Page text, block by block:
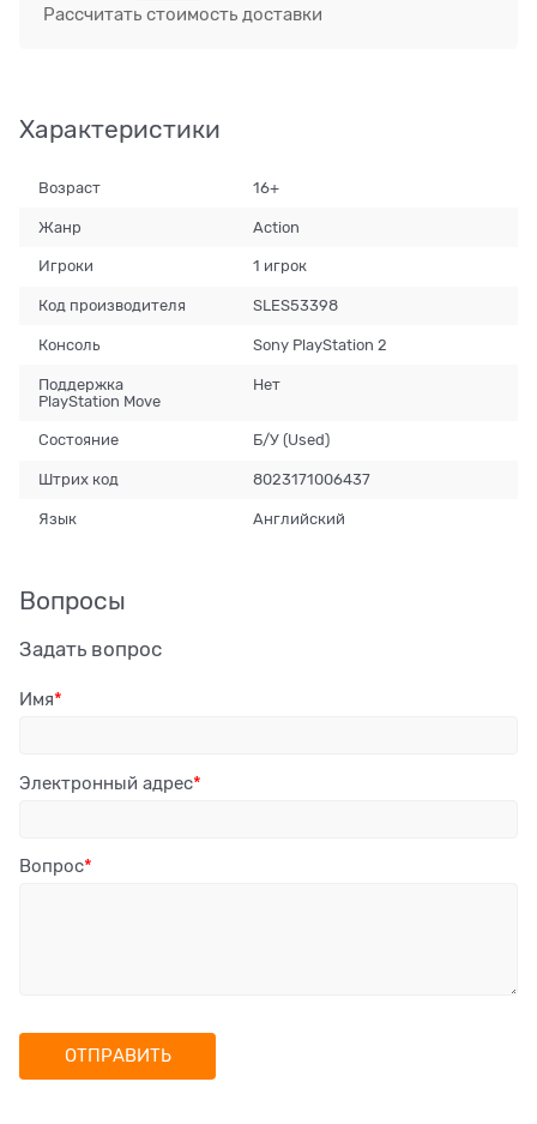
Рассчитать стоимость доставки
Характеристики
Возраст 16+
Жанр Action
Игроки 1 игрок
Код производителя SLES53398
Консоль Sony PlayStation 2
Поддержка
PlayStation Move
Нет
Состояние Б/У (Used)
Штрих код 8023171006437
Язык Английский
Вопросы
Задать вопрос
Имя
Электронный адрес
Вопрос